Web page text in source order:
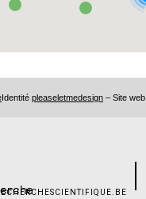
Identité pleaseletmedesign – Site web